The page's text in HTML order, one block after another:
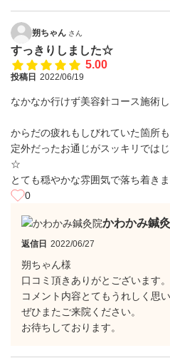
朔ちゃん さん
すっきりしました☆
5.00
投稿日 2022/06/19
なかなか行けず美容針コース施術
からだの疲れもしびれていた箇所
定外だったお通じがスッキリでは
☆
とても穏やかな雰囲気で落ち着き
0
かわかみ鍼
返信日 2022/06/27
朔ちゃん様
口コミ頂きありがとございます。
コメント内容とてもうれしく思い
ぜひまたご来院ください。
お待ちしております。